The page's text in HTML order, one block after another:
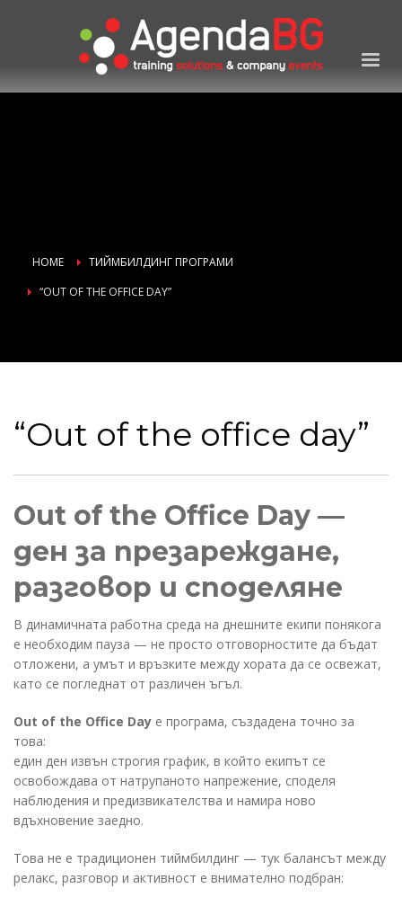
HOME
ТИЙМБИЛДИНГ ПРОГРАМИ
“OUT OF THE OFFICE DAY”
“Out of the office day”
Out of the Office Day —
ден за презареждане,
разговор и споделяне
В динамичната работна среда на днешните екипи понякога
е необходим пауза — не просто отговорностите да бъдат
отложени, а умът и връзките между хората да се освежат,
като се погледнат от различен ъгъл.
Out of the Office Day е програма, създадена точно за
това:
един ден извън строгия график, в който екипът се
освобождава от натрупаното напрежение, споделя
наблюдения и предизвикателства и намира ново
вдъхновение заедно.
Това не е традиционен тиймбилдинг — тук балансът между
релакс, разговор и активност е внимателно подбран: